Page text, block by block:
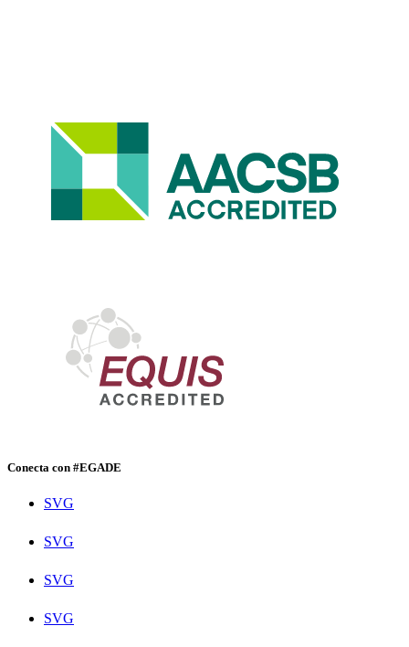
Conecta con #EGADE
SVG
SVG
SVG
SVG